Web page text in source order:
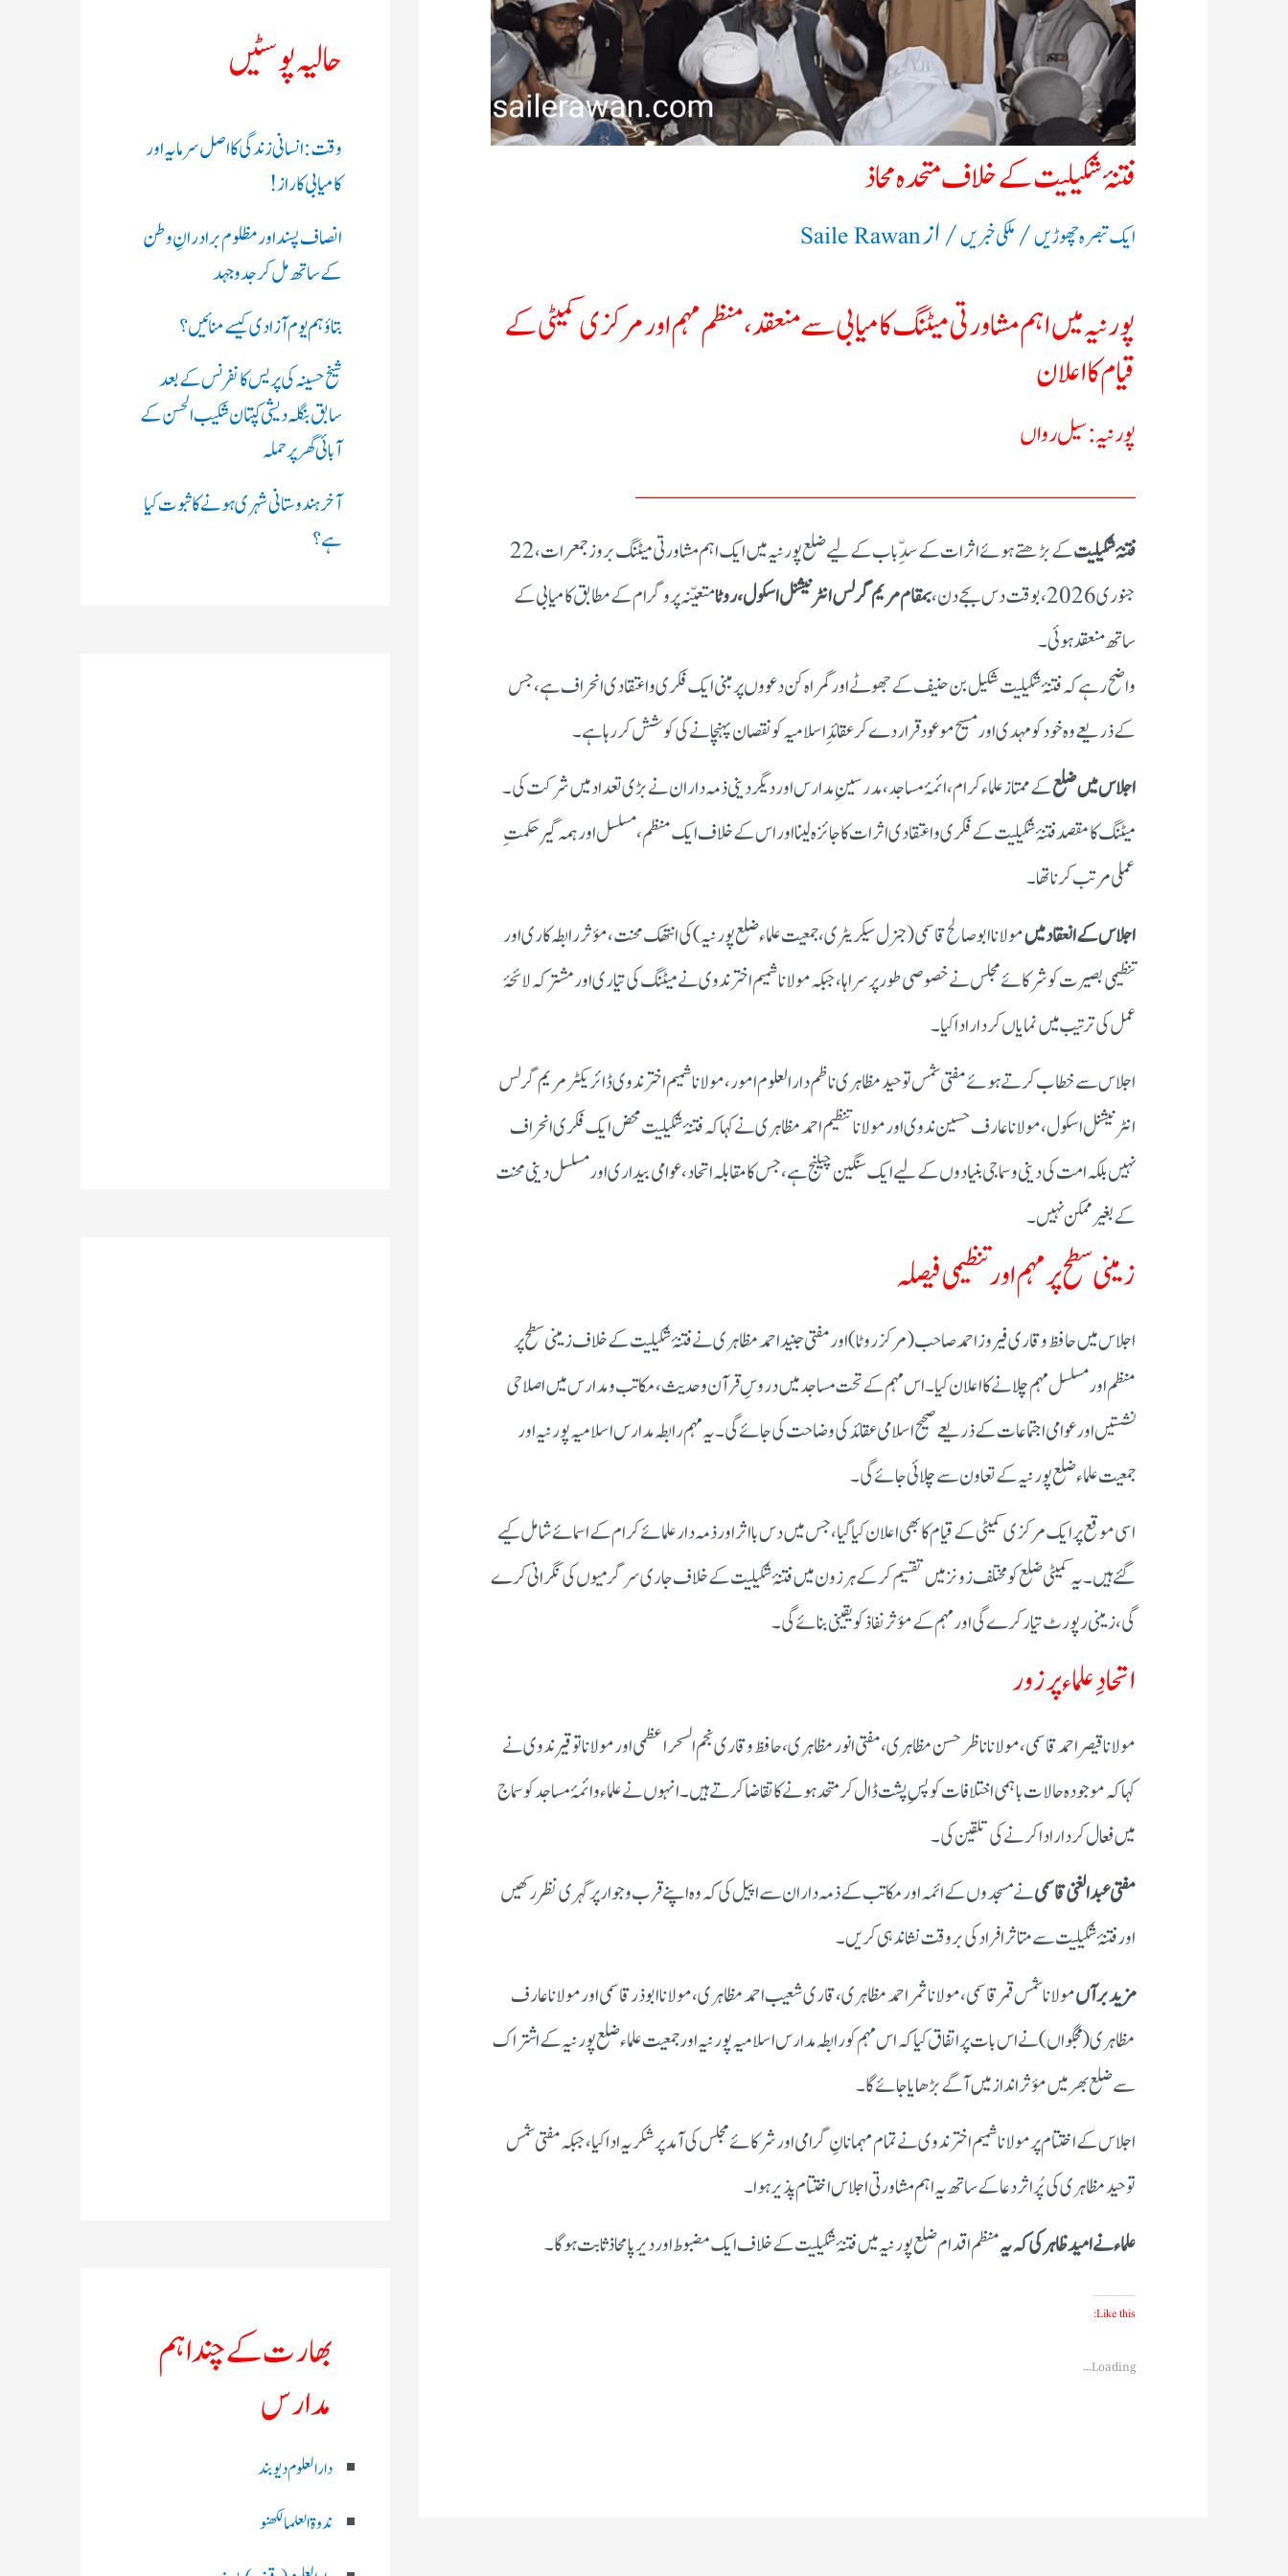
فتنۂ شکیلیت کے خلاف متحدہ محاذ
ایک تبصرہ چھوڑیں/ملکی خبریں/ ازSaile Rawan
پورنیہ میں اہم مشاورتی میٹنگ کامیابی سے منعقد، منظم مہم اور مرکزی کمیٹی کے
قیام کا اعلان
پورنیہ: سیل رواں
ـــــــــــــــــــــــــــــ
فتنۂ شکیلیت
کے بڑھتے ہوئے اثرات کے سدِّباب کے لیے ضلع پورنیہ میں ایک اہم مشاورتی میٹنگ بروز جمعرات، 22
جنوری 2026، بوقت دس بجے دن،
بمقام مریم گرلس انٹرنیشنل اسکول، روٹامتعیّنہ پروگرام کے مطابق کامیابی کے
ساتھ منعقد ہوئی۔
واضح رہے کہ فتنۂ شکیلیت شکیل بن حنیف کے جھوٹے اور گمراہ کن دعووں پر مبنی ایک فکری و اعتقادی انحراف ہے، جس
کے ذریعے وہ خود کو مہدی اور مسیح موعود قرار دے کر عقائدِ اسلامیہ کو نقصان پہنچانے کی کوشش کر رہا ہے۔
اجلاس میں ضلعکے ممتاز علماء کرام، ائمۂ مساجد، مدرسینِ مدارس اور دیگر دینی ذمہ داران نے بڑی تعداد میں شرکت کی۔
میٹنگ کا مقصد فتنۂ شکیلیت کے فکری و اعتقادی اثرات کا جائزہ لینا اور اس کے خلاف ایک منظم، مسلسل اور ہمہ گیر حکمتِ
عملی مرتب کرنا تھا۔
اجلاس کے انعقاد میںمولانا ابوصالح قاسمی (جنرل سیکریٹری، جمعیت علماء ضلع پورنیہ) کی انتھک محنت، مؤثر رابطہ کاری اور
تنظیمی بصیرت کو شرکائے مجلس نے خصوصی طور پر سراہا، جبکہ مولانا شمیم اختر ندوی نے میٹنگ کی تیاری اور مشترکہ لائحۂ
عمل کی ترتیب میں نمایاں کردار ادا کیا۔
اجلاس سے خطاب کرتے ہوئے مفتی شمس توحید مظاہری ناظم دارالعلوم امور، مولانا شمیم اختر ندوی ڈائریکٹر مریم گرلس
انٹرنیشنل اسکول، مولانا عارف حسین ندوی اور مولانا تنظیم احمد مظاہری نے کہا کہ فتنۂ شکیلیت محض ایک فکری انحراف
نہیں بلکہ امت کی دینی و سماجی بنیادوں کے لیے ایک سنگین چیلنج ہے، جس کا مقابلہ اتحاد، عوامی بیداری اور مسلسل دینی محنت
کے بغیر ممکن نہیں۔
زمینی سطح پر مہم اور تنظیمی فیصلہ
اجلاس میں حافظ و قاری فیروز احمد صاحب (مرکز روٹا) اور مفتی جنید احمد مظاہری نے فتنۂ شکیلیت کے خلاف زمینی سطح پر
منظم اور مسلسل مہم چلانے کا اعلان کیا۔ اس مہم کے تحت مساجد میں دروسِ قرآن و حدیث، مکاتب و مدارس میں اصلاحی
نشستیں اور عوامی اجتماعات کے ذریعے صحیح اسلامی عقائد کی وضاحت کی جائے گی۔ یہ مہم رابطہ مدارس اسلامیہ پورنیہ اور
جمعیت علماء ضلع پورنیہ کے تعاون سے چلائی جائے گی۔
اسی موقع پر ایک مرکزی کمیٹی کے قیام کا بھی اعلان کیا گیا، جس میں دس بااثر اور ذمہ دار علمائے کرام کے اسمائے شامل کیے
گئے ہیں۔ یہ کمیٹی ضلع کو مختلف زونز میں تقسیم کر کے ہر زون میں فتنۂ شکیلیت کے خلاف جاری سرگرمیوں کی نگرانی کرے
گی، زمینی رپورٹ تیار کرے گی اور مہم کے مؤثر نفاذ کو یقینی بنائے گی۔
اتحادِ علماء پر زور
مولانا قیصر احمد قاسمی، مولانا ناظر حسن مظاہری، مفتی انور مظاہری،حافظ و قاری نجم السحر اعظمی اور مولانا توقیر ندوی نے
کہا کہ موجودہ حالات باہمی اختلافات کو پسِ پشت ڈال کر متحد ہونے کا تقاضا کرتے ہیں۔ انہوں نے علماء و ائمۂ مساجد کو سماج
میں فعال کردار ادا کرنے کی تلقین کی۔
مفتی عبد الغنی قاسمینے مسجدوں کے ائمہ اور مکاتب کے ذمہ داران سے اپیل کی کہ وہ اپنے قرب و جوار پر گہری نظر رکھیں
اور فتنۂ شکیلیت سے متاثر افراد کی بروقت نشاندہی کریں۔
مزید برآںمولانا شمس قمر قاسمی، مولانا ثمر احمد مظاہری، قاری شعیب احمد مظاہری، مولانا ابوذر قاسمی اور مولانا عارف
مظاہری (مجگواں) نے اس بات پر اتفاق کیا کہ اس مہم کو رابطہ مدارس اسلامیہ پورنیہ اور جمعیت علماء ضلع پورنیہ کے اشتراک
سے ضلع بھر میں مؤثر انداز میں آگے بڑھایا جائے گا۔
اجلاس کے اختتام پر مولانا شمیم اختر ندوی نے تمام مہمانانِ گرامی اور شرکائے مجلس کی آمد پر شکریہ ادا کیا، جبکہ مفتی شمس
توحید مظاہری کی پُراثر دعا کے ساتھ یہ اہم مشاورتی اجلاس اختتام پذیر ہوا۔
علماء نے امید ظاہر کی کہ یہمنظم اقدام ضلع پورنیہ میں فتنۂ شکیلیت کے خلاف ایک مضبوط اور دیرپا محاذ ثابت ہوگا۔
Like this:
Loading...
ر
ں
:
حالیہ پوسٹیں
وقت: انسانی زندگی کا اصل سرمایہ اور
کامیابی کا راز !
انصاف پسند اور مظلوم برادرانِ وطن
کے ساتھ مل کر جدوجہد
بتاؤ ہم یوم آزادی کیسے منائیں؟
شیخ حسینہ کی پریس کانفرنس کے بعد
سابق بنگلہ دیشی کپتان شکیب الحسن کے
آبائی گھر پر حملہ
آخر ہندوستانی شہری ہونے کا ثبوت کیا
ہے؟
بھارت کے چند اہم
مدارس
دارالعلوم دیوبند
ندوۃالعلما لکھنو